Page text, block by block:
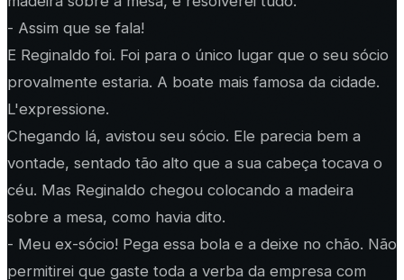
- Assim que se fala!
E Reginaldo foi. Foi para o único lugar que o seu sócio
provalmente estaria. A boate mais famosa da cidade.
L'expressione.
Chegando lá, avistou seu sócio. Ele parecia bem a
vontade, sentado tão alto que a sua cabeça tocava o
céu. Mas Reginaldo chegou colocando a madeira
sobre a mesa, como havia dito.
- Meu ex-sócio! Pega essa bola e a deixe no chão. Não
permitirei que gaste toda a verba da empresa com